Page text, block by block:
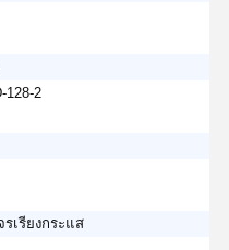
128-2
เรียงกระแส